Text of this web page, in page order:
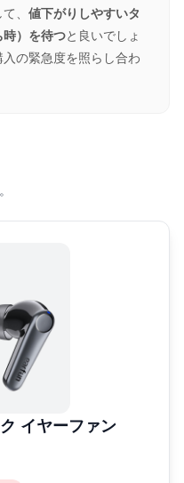
て、値下がりしやすいタ
時）を待つと良いでしょ
の緊急度を照らし合わ
イヤーファン